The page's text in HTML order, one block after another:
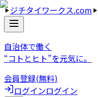
ジチタイワークス.com
自治体で働く
“コトとヒト”を元気に。
会員登録(無料)
ログインログイン